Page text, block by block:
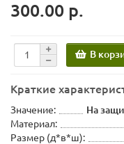
300.00 р.
В
Краткие
Значение:
На
Материал:
Размер (д*в*ш):